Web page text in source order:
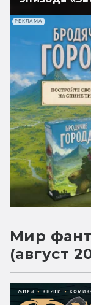
РЕКЛАМА
Мир
(август